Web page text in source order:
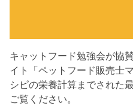
キャットフード勉強会が協
イト「ペットフード販売士
シピの栄養計算までされた
ご覧ください。